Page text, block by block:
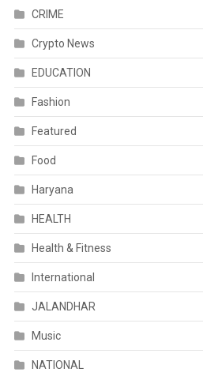
CRIME
Crypto News
EDUCATION
Fashion
Featured
Food
Haryana
HEALTH
Health & Fitness
International
JALANDHAR
Music
NATIONAL